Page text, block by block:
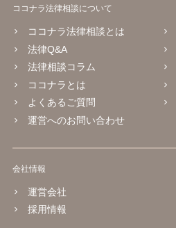
ココナラ法律相談について
ココナラ法律相談とは
法律Q&A
法律相談コラム
ココナラとは
よくあるご質問
運営へのお問い合わせ
会社情報
運営会社
採用情報